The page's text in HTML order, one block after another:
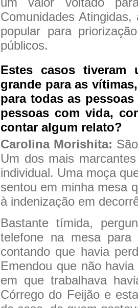
Comunidades
popular para
públicos.
Estes casos tiveram
grande para as
para todas as
pessoas com vida,
contar algum relato?
Carolina Morishita:
Um dos mais
individual. Uma moça
sentou em minha mesa
à indenização em
Bastante tímida,
telefone na mesa
contando que havia
Emendou que não
em que trabalhava
Córrego do Feijão e